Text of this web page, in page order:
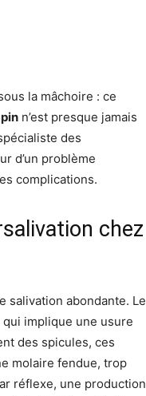
la mâchoire : ce
n’est presque jamais
des
d’un problème
complications.
chez
salivation abondante. Le
implique une usure
des spicules, ces
molaire fendue, trop
réflexe, une production